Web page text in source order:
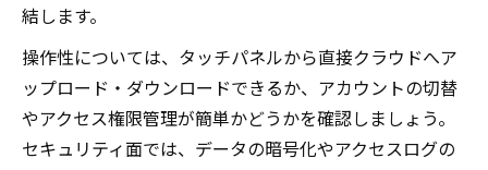
結します。
操作性については、タッチパネルから直接クラウドへア
ップロード・ダウンロードできるか、アカウントの切替
やアクセス権限管理が簡単かどうかを確認しましょう。
セキュリティ面では、データの暗号化やアクセスログの